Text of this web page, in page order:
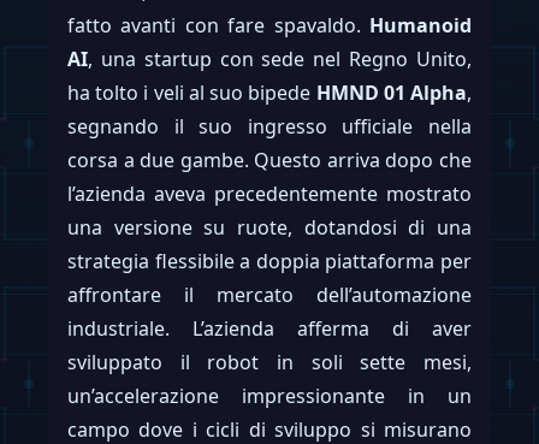
fatto avanti con fare spavaldo. Humanoid
AI, una startup con sede nel Regno Unito,
ha tolto i veli al suo bipede HMND 01 Alpha,
segnando il suo ingresso ufficiale nella
corsa a due gambe. Questo arriva dopo che
l’azienda aveva precedentemente mostrato
una versione su ruote, dotandosi di una
strategia flessibile a doppia piattaforma per
affrontare il mercato dell’automazione
industriale. L’azienda afferma di aver
sviluppato il robot in soli sette mesi,
un’accelerazione impressionante in un
campo dove i cicli di sviluppo si misurano